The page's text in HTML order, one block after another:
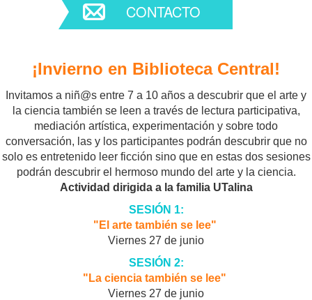
CONTACTO
¡Invierno en Biblioteca Central!
Invitamos a niñ@s entre 7 a 10 años a descubrir que el arte y
la ciencia también se leen a través de lectura participativa,
mediación artística, experimentación y sobre todo
conversación, las y los participantes podrán descubrir que no
solo es entretenido leer ficción sino que en estas dos sesiones
podrán descubrir el hermoso mundo del arte y la ciencia.
Actividad dirigida a la familia UTalina
SESIÓN 1:
"El arte también se lee"
Viernes 27 de junio
SESIÓN 2:
"La ciencia también se lee"
Viernes 27 de junio